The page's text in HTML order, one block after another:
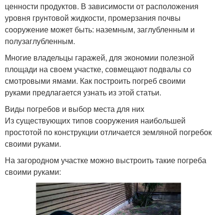
ценности продуктов. В зависимости от расположения
уровня грунтовой жидкости, промерзания почвы
сооружение может быть: наземным, заглубленным и
полузаглубленным.
Многие владельцы гаражей, для экономии полезной
площади на своем участке, совмещают подвалы со
смотровыми ямами. Как построить погреб своими
руками предлагается узнать из этой статьи.
Виды погребов и выбор места для них
Из существующих типов сооружения наибольшей
простотой по конструкции отличается земляной погребок
своими руками.
На загородном участке можно выстроить такие погреба
своими руками: